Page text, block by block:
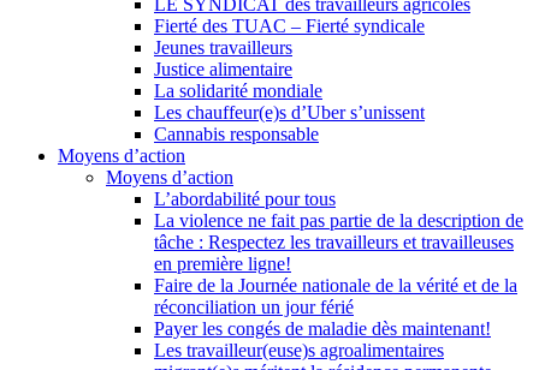
LE SYNDICAT des travailleurs agricoles
Fierté des TUAC – Fierté syndicale
Jeunes travailleurs
Justice alimentaire
La solidarité mondiale
Les chauffeur(e)s d’Uber s’unissent
Cannabis responsable
Moyens d’action
Moyens d’action
L’abordabilité pour tous
La violence ne fait pas partie de la description de
tâche : Respectez les travailleurs et travailleuses
en première ligne!
Faire de la Journée nationale de la vérité et de la
réconciliation un jour férié
Payer les congés de maladie dès maintenant!
Les travailleur(euse)s agroalimentaires